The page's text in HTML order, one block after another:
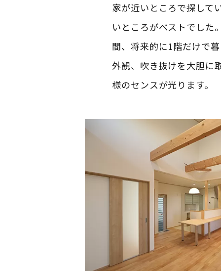
家が近いところで探して
いところがベストでした
間、将来的に1階だけで
外観、吹き抜けを大胆に
様のセンスが光ります。